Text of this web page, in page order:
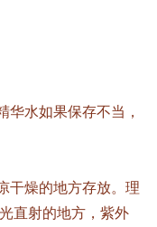
水如果保存不当，
干燥的地方存放。理
直射的地方，紫外